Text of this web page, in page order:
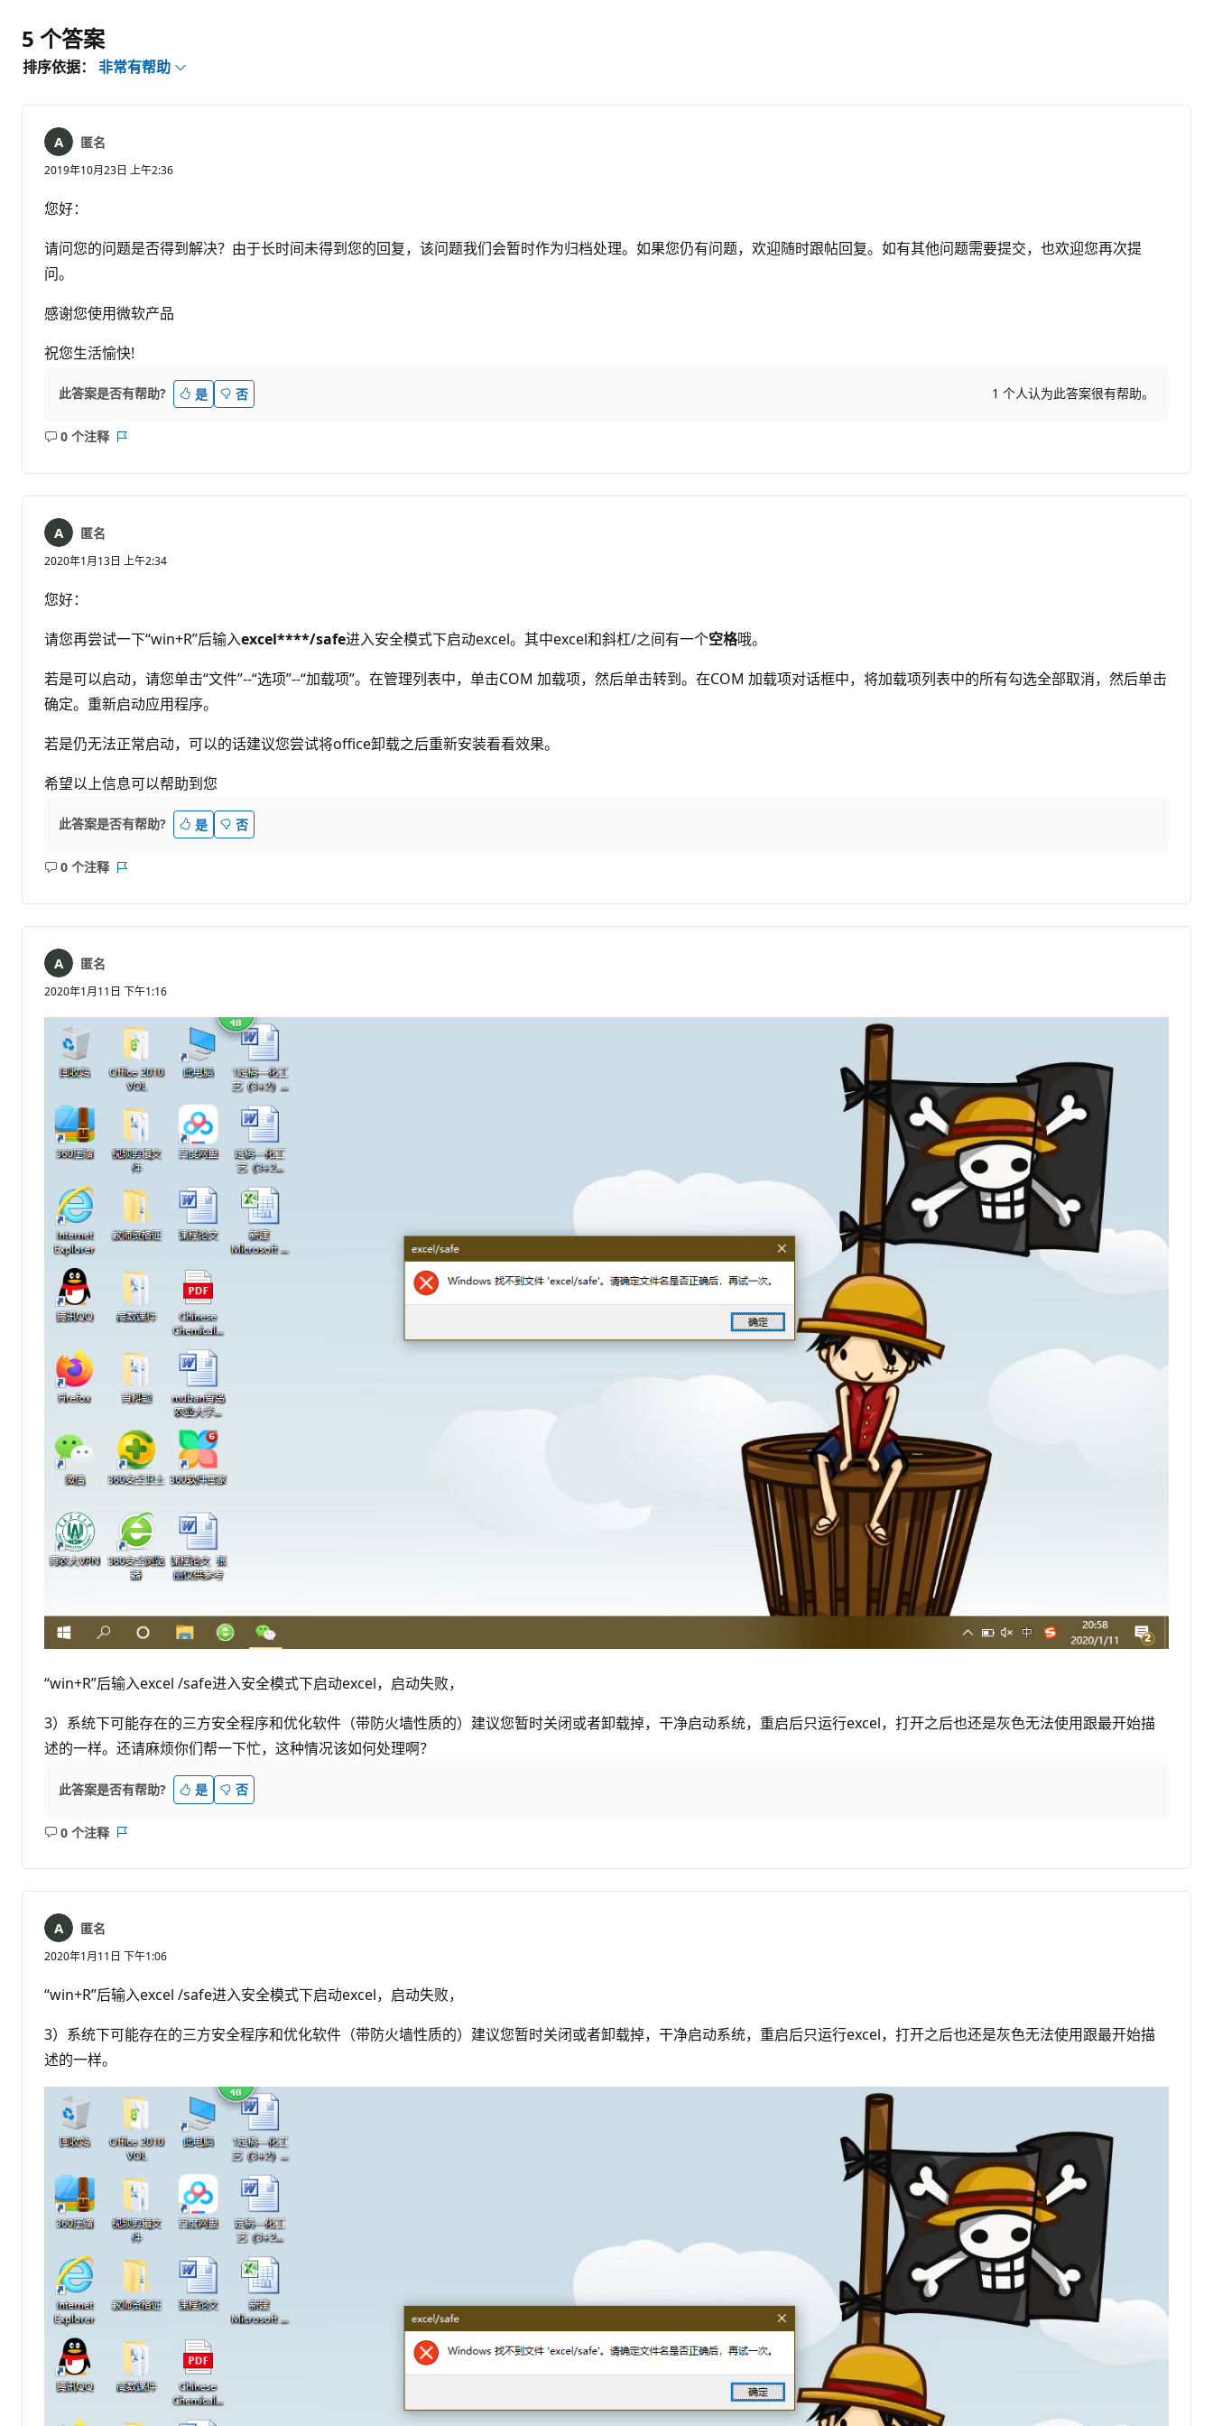
5 个答案
排序依据： 非常有帮助
匿名
2019年10月23日 上午2:36
您好：
请问您的问题是否得到解决？由于长时间未得到您的回复，该问题我们会暂时作为归档处理。如果您仍有问题，欢迎随时跟帖回复。如有其他问题需要提交，也欢迎您再次提
问。
感谢您使用微软产品
祝您生活愉快!
此答案是否有帮助? 是 否 1 个人认为此答案很有帮助。
0 个注释
无
匿名
2020年1月13日 上午2:34
您好：
请您再尝试一下“win+R”后输入excel****/safe进入安全模式下启动excel。其中excel和斜杠/之间有一个空格哦。
若是可以启动，请您单击“文件”--“选项”--“加载项”。在管理列表中，单击COM 加载项，然后单击转到。在COM 加载项对话框中，将加载项列表中的所有勾选全部取消，然后单击
确定。重新启动应用程序。
若是仍无法正常启动，可以的话建议您尝试将office卸载之后重新安装看看效果。
希望以上信息可以帮助到您
此答案是否有帮助? 是 否
0 个注释
无
匿名
2020年1月11日 下午1:16
“win+R”后输入excel /safe进入安全模式下启动excel，启动失败，
3）系统下可能存在的三方安全程序和优化软件（带防火墙性质的）建议您暂时关闭或者卸载掉，干净启动系统，重启后只运行excel，打开之后也还是灰色无法使用跟最开始描
述的一样。还请麻烦你们帮一下忙，这种情况该如何处理啊？
此答案是否有帮助? 是 否
0 个注释
无
匿名
2020年1月11日 下午1:06
“win+R”后输入excel /safe进入安全模式下启动excel，启动失败，
3）系统下可能存在的三方安全程序和优化软件（带防火墙性质的）建议您暂时关闭或者卸载掉，干净启动系统，重启后只运行excel，打开之后也还是灰色无法使用跟最开始描
述的一样。